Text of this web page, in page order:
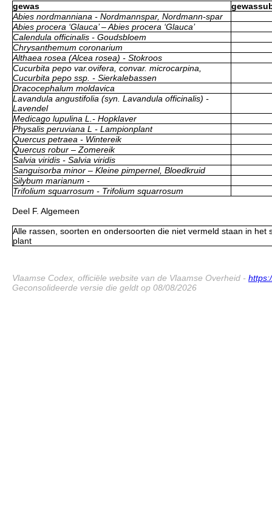
gewas
Abies nordmanniana - Nordmannspar, Nordmann-spar
Abies procera ‘Glauca’ – Abies procera ‘Glauca’
Calendula officinalis - Goudsbloem
Chrysanthemum coronarium
Althaea rosea (Alcea rosea) - Stokroos
Cucurbita pepo var.ovifera, convar. microcarpina,
Cucurbita pepo ssp. - Sierkalebassen
Dracocephalum moldavica
Lavandula angustifolia (syn. Lavandula officinalis) -
Lavendel
Medicago lupulina L.- Hopklaver
Physalis peruviana L - Lampionplant
Quercus petraea - Wintereik
Quercus robur – Zomereik
Salvia viridis - Salvia viridis
Sanguisorba minor – Kleine pimpernel, Bloedkruid
Silybum marianum -
Trifolium squarrosum - Trifolium squarrosum
Deel F. Algemeen
Alle rassen, soorten en ondersoorten die niet vermeld staan in het
plant
Vlaamse Codex, officiële website van de Vlaamse Overheid -
Geconsolideerde versie die geldt op 08/08/2026